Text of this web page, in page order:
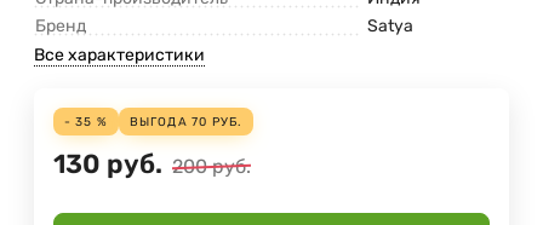
Бренд
Satya
Все характеристики
- 35 % ВЫГОДА 70 РУБ.
130 руб. 200 руб.